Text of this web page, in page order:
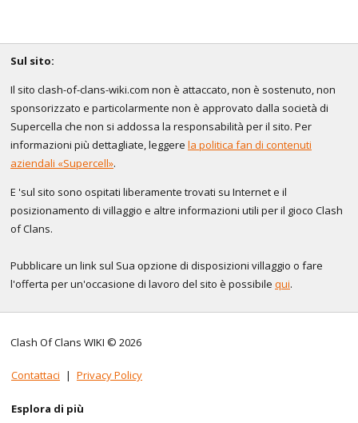
Sul sito:
Il sito clash-of-clans-wiki.com non è attaccato, non è sostenuto, non
sponsorizzato e particolarmente non è approvato dalla società di
Supercella che non si addossa la responsabilità per il sito. Per
informazioni più dettagliate, leggere la politica fan di contenuti
aziendali «Supercell».
E 'sul sito sono ospitati liberamente trovati su Internet e il
posizionamento di villaggio e altre informazioni utili per il gioco Clash
of Clans.
Pubblicare un link sul Sua opzione di disposizioni villaggio o fare
l'offerta per un'occasione di lavoro del sito è possibile qui.
Clash Of Clans WIKI © 2026
Contattaci | Privacy Policy
Esplora di più